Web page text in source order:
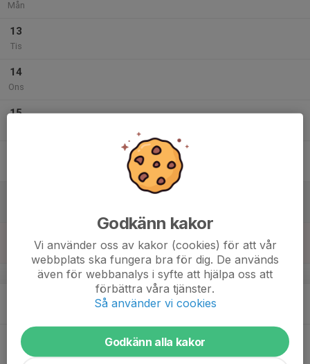
Mån
13
Tis
14
Ons
15
20:00
Bågskytteskolan Sporthall
v.4
20
Godkänn kakor
Vi använder oss av kakor (cookies) för att vår
webbplats ska fungera bra för dig. De används
även för webbanalys i syfte att hjälpa oss att
förbättra våra tjänster.
Så använder vi cookies
Godkänn alla kakor